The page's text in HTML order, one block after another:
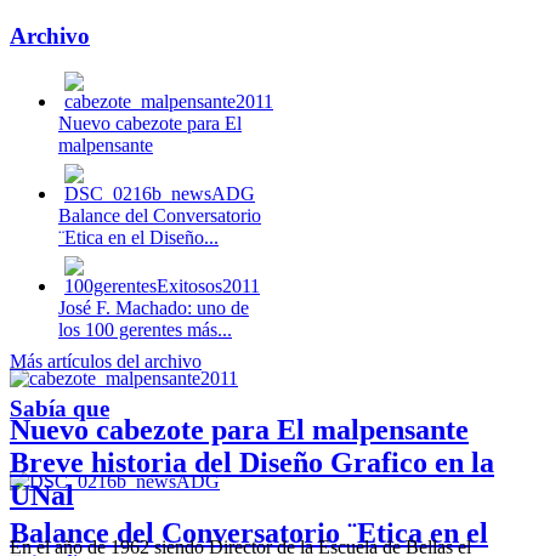
Archivo
Nuevo cabezote para El
malpensante
Balance del Conversatorio
¨Etica en el Diseño...
José F. Machado: uno de
los 100 gerentes más...
Nuevo cabezote para El malpensante
Balance del Conversatorio ¨Etica en el
Más artículos del archivo
Sabía que
Breve historia del Diseño Grafico en la
UNal
En el año de 1962 siendo Director de la Escuela de Bellas el